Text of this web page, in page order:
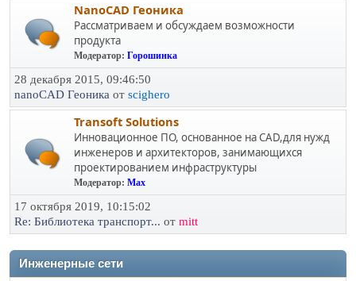
NanoCAD Геоника
Рассматриваем и обсуждаем возможности
продукта
Модератор: Горошинка
28 декабря 2015, 09:46:50
nanoCAD Геоника от scighero
Transoft Solutions
Инновационное ПО, основанное на CAD,для нужд
инженеров и архитекторов, занимающихся
проектированием инфраструктуры
Модератор: Max
17 октября 2019, 10:15:02
Re: Библиотека транспорт... от mitt
Инженерные сети